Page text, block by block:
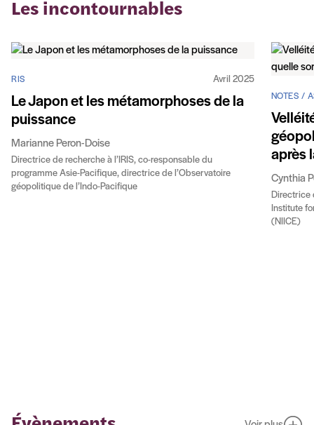
Les incontournables
RIS Avril 2025
Le Japon et les métamorphoses de la
puissance
Marianne Peron-Doise
Directrice de recherche à l’IRIS, co-responsable du
programme Asie-Pacifique, directrice de l’Observatoire
géopolitique de l’Indo-Pacifique
NOTES /
après
Cynthia
Directrice
Institute
(NIICE)